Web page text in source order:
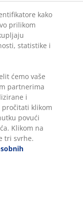
kako
prilikom
statistike i
ćemo vaše
partnerima
i
pročitati klikom
povući
Klikom na
tri svrhe.